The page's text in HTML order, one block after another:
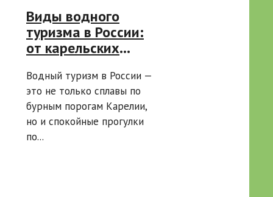
Виды водного
туризма в России:
от карельских
рек
Водный туризм в России —
это не только сплавы по
бурным порогам Карелии,
но и спокойные прогулки
по...